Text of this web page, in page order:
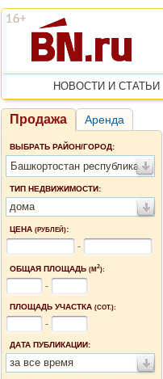
НОВОСТИ И СТАТЬИ
Продажа Аренда
ВЫБРАТЬ РАЙОН/ГОРОД:
Башкортостан республика
ТИП НЕДВИЖИМОСТИ:
дома
ЦЕНА (РУБЛЕЙ):
-
ОБЩАЯ ПЛОЩАДЬ (М2):
-
ПЛОЩАДЬ УЧАСТКА (СОТ.):
-
ДАТА ПУБЛИКАЦИИ:
за все время